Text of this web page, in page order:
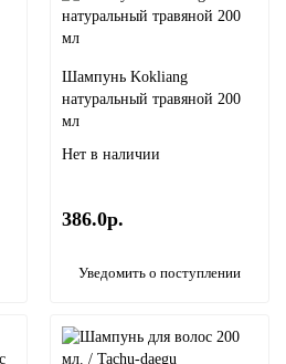
Шампунь Kokliang
натуральный травяной 200
мл
Нет в наличии
386.0р.
Уведомить о поступлении